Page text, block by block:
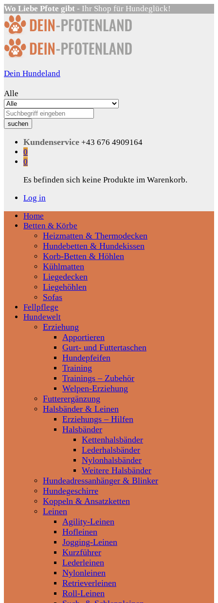
Wo Liebe Pfote gibt - Ihr Shop für Hundeglück!
Dein Hundeland
Alle
suchen
Kundenservice +43 676 4909164
0
0
Es befinden sich keine Produkte im Warenkorb.
Log in
Home
Betten & Körbe
Heizmatten & Thermodecken
Hundebetten & Hundekissen
Korb-Betten & Höhlen
Kühlmatten
Liegedecken
Liegehöhlen
Sofas
Fellpflege
Hundewelt
Erziehung
Apportieren
Gurt- und Futtertaschen
Hundepfeifen
Training
Trainings – Zubehör
Welpen-Erziehung
Futterergänzung
Halsbänder & Leinen
Erziehungs – Hilfen
Halsbänder
Kettenhalsbänder
Lederhalsbänder
Nylonhalsbänder
Weitere Halsbänder
Hundeadressanhänger & Blinker
Hundegeschirre
Koppeln & Ansatzketten
Leinen
Agility-Leinen
Hofleinen
Jogging-Leinen
Kurzführer
Lederleinen
Nylonleinen
Retrieverleinen
Roll-Leinen